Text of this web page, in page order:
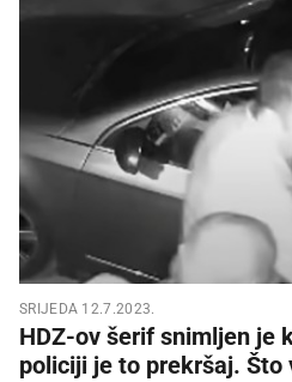
SRIJEDA 12.7.2023.
HDZ-ov šerif snimljen je
policiji je to prekršaj. Što